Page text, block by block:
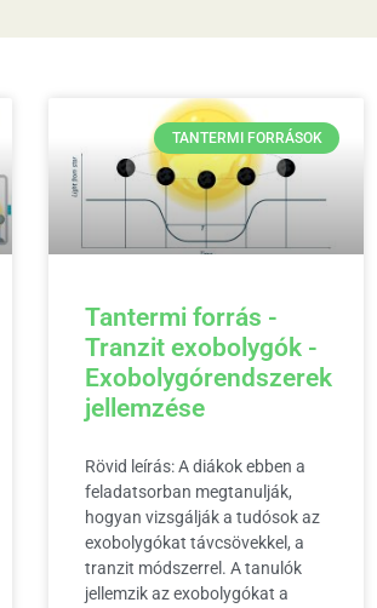
TANTERMI FORRÁSOK
Tantermi forrás -
Tranzit exobolygók -
Exobolygórendszerek
jellemzése
Rövid leírás: A diákok ebben a
feladatsorban megtanulják,
hogyan vizsgálják a tudósok az
exobolygókat távcsövekkel, a
tranzit módszerrel. A tanulók
jellemzik az exobolygókat a